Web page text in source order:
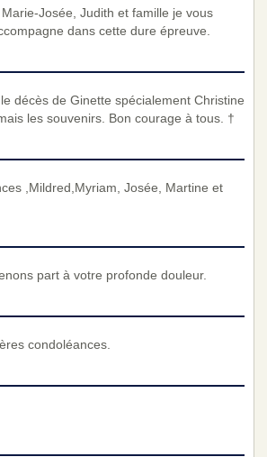
Josée, Judith et famille je vous
dans cette dure épreuve.
décès de Ginette spécialement Christine
les souvenirs. Bon courage à tous. †
,Mildred,Myriam, Josée, Martine et
part à votre profonde douleur.
condoléances.